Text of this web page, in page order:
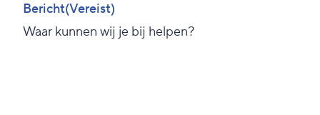
Bericht(Vereist)
Waar kunnen wij je bij helpen?